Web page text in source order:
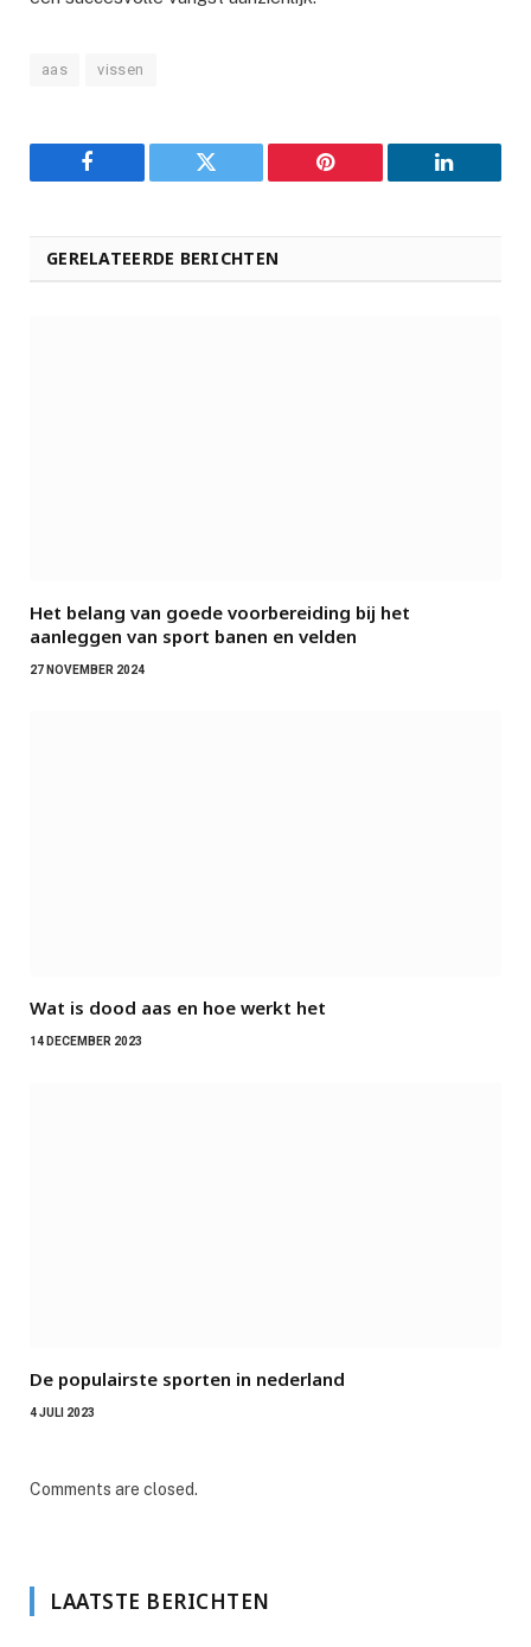
aas vissen
Facebook Twitter Pinterest LinkedIn
GERELATEERDE BERICHTEN
Het belang van goede voorbereiding bij het
aanleggen van sport banen en velden
27 NOVEMBER 2024
Wat is dood aas en hoe werkt het
14 DECEMBER 2023
De populairste sporten in nederland
4 JULI 2023
Comments are closed.
LAATSTE BERICHTEN